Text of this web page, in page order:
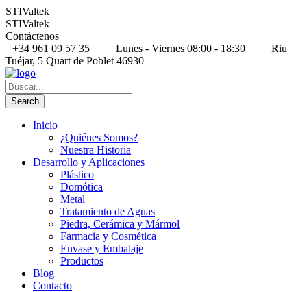
STIValtek
STIValtek
Contáctenos
+34 961 09 57 35
Lunes - Viernes 08:00 - 18:30
Riu
Tuéjar, 5 Quart de Poblet 46930
Inicio
¿Quiénes Somos?
Nuestra Historia
Desarrollo y Aplicaciones
Plástico
Domótica
Metal
Tratamiento de Aguas
Piedra, Cerámica y Mármol
Farmacia y Cosmética
Envase y Embalaje
Productos
Blog
Contacto